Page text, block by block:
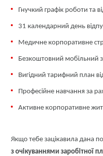
Гнучкий графік роботи та
31 календарний день
Медичне корпоративне
Безкоштовний мобільний
Вигідний тарифний план
Професійне навчання за
Активне корпоративне
Якщо тебе зацікавила дана
з очікуваннями заробітної